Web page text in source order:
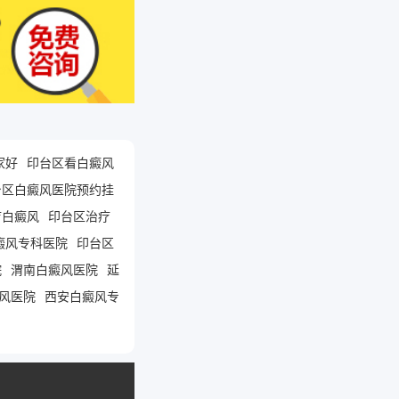
好 印台区看白癜风
白癜风医院预约挂
癜风
印台区治疗
风专科医院 印台区
渭南白癜风医院 延
医院 西安白癜风专